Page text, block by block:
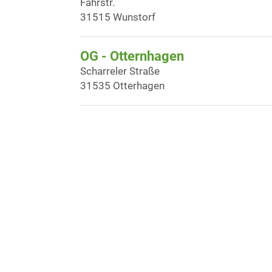
Fährstr.
31515 Wunstorf
OG - Otternhagen
Scharreler Straße
31535 Otterhagen